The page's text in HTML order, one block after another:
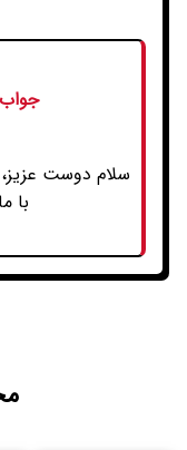
سلام دوست عزیز،
با